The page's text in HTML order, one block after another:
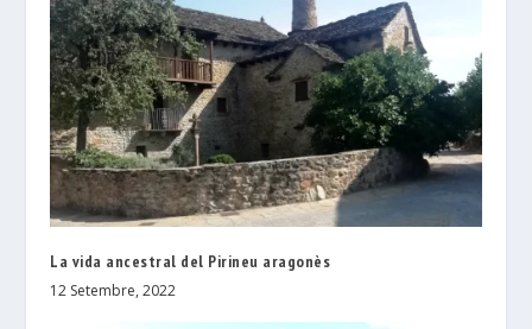
La vida ancestral del Pirineu aragonès
12 Setembre, 2022